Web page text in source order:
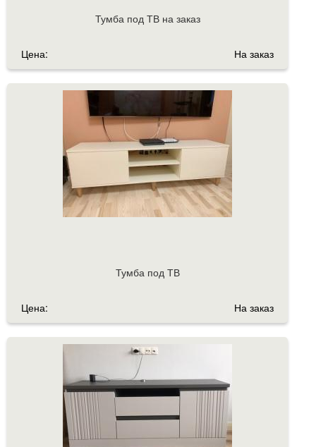
Тумба под ТВ на заказ
Цена: На заказ
Тумба под ТВ
Цена: На заказ